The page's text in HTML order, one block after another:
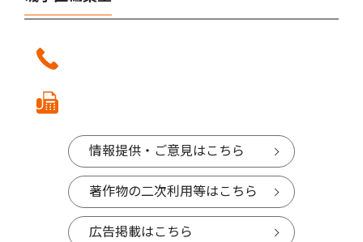
情報提供・ご意見はこちら
著作物の二次利用等はこちら
広告掲載はこちら